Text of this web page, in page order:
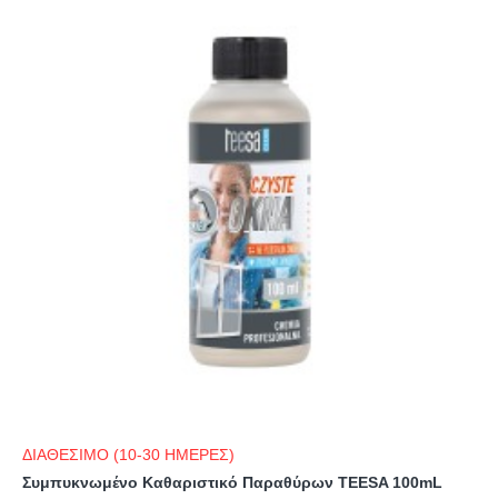
ΔΙΑΘΕΣΙΜΟ (10-30 ΗΜΕΡΕΣ)
Συμπυκνωμένο Καθαριστικό Παραθύρων TEESA 100mL